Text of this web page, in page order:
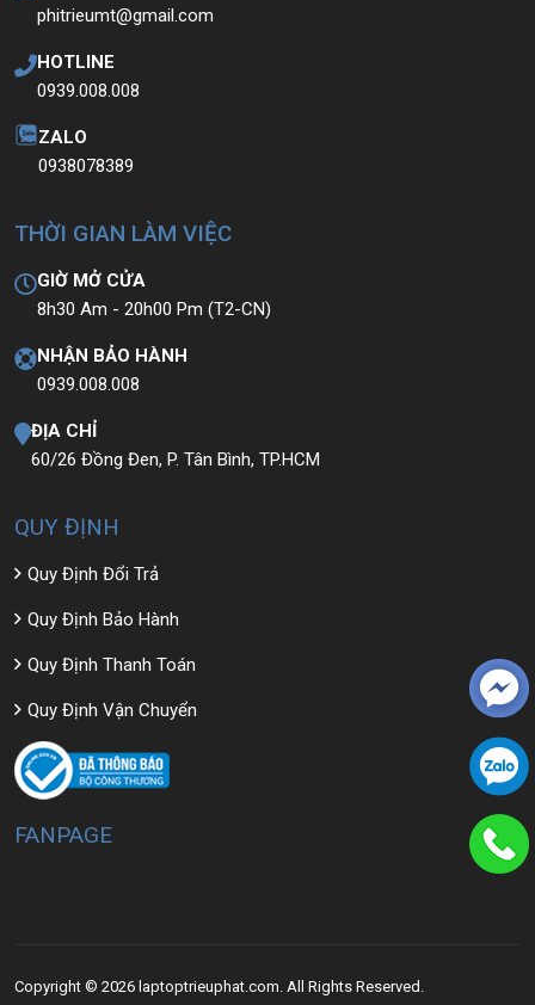
phitrieumt@gmail.com
HOTLINE
0939.008.008
ZALO
0938078389
THỜI GIAN LÀM VIỆC
GIỜ MỞ CỬA
8h30 Am - 20h00 Pm (T2-CN)
NHẬN BẢO HÀNH
0939.008.008
ĐỊA CHỈ
60/26 Đồng Đen, P. Tân Bình, TP.HCM
QUY ĐỊNH
Quy Định Đổi Trả
Quy Định Bảo Hành
Quy Định Thanh Toán
Quy Định Vận Chuyển
FANPAGE
Copyright © 2026 laptoptrieuphat.com. All Rights Reserved.